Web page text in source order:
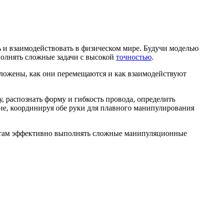
взаимодействовать в физическом мире. Будучи моделью
сложные задачи с высокой точностью.
как они перемещаются и как взаимодействуют
форму и гибкость провода, определить
координируя обе руки для плавного манипулирования
эффективно выполнять сложные манипуляционные